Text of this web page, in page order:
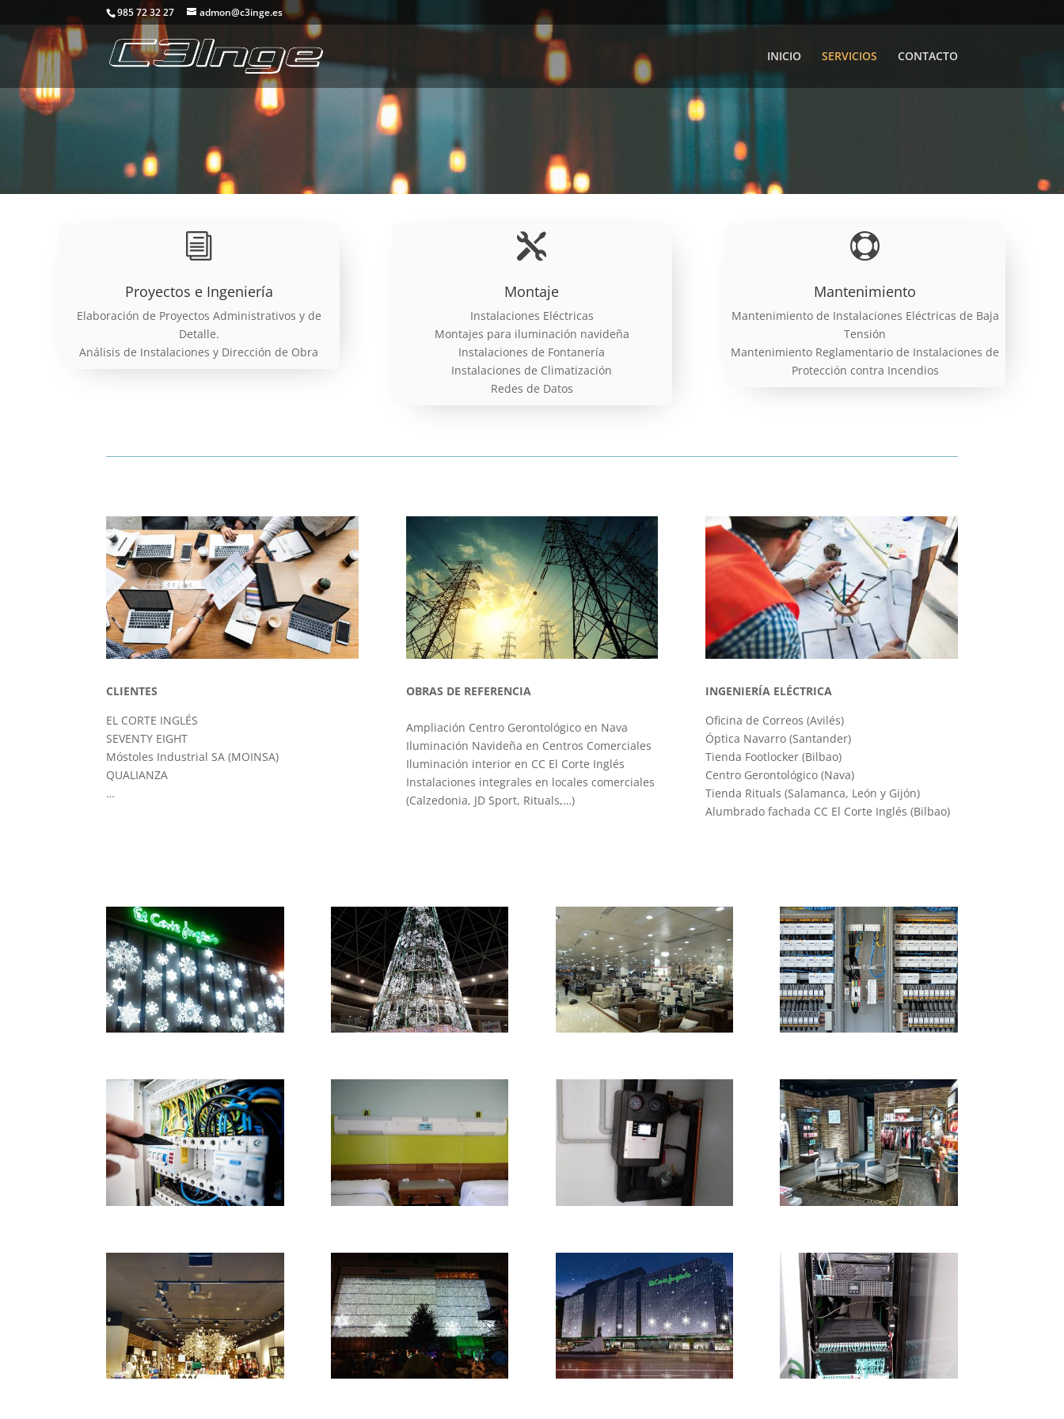
985 72 32 27 admon@c3inge.es
INICIO SERVICIOS CONTACTO
i
Proyectos e Ingeniería
Elaboración de Proyectos Administrativos y de
Detalle.
Análisis de Instalaciones y Dirección de Obra

Montaje
Instalaciones Eléctricas
Montajes para iluminación navideña
Instalaciones de Fontanería
Instalaciones de Climatización
Redes de Datos

Mantenimiento
Mantenimiento de Instalaciones Eléctricas de Baja
Tensión
Mantenimiento Reglamentario de Instalaciones de
Protección contra Incendios
CLIENTES
EL CORTE INGLÉS
SEVENTY EIGHT
Móstoles Industrial SA (MOINSA)
QUALIANZA
…
OBRAS DE REFERENCIA
Ampliación Centro Gerontológico en Nava
Iluminación Navideña en Centros Comerciales
Iluminación interior en CC El Corte Inglés
Instalaciones integrales en locales comerciales
(Calzedonia, JD Sport, Rituals,…)
INGENIERÍA ELÉCTRICA
Oficina de Correos (Avilés)
Óptica Navarro (Santander)
Tienda Footlocker (Bilbao)
Centro Gerontológico (Nava)
Tienda Rituals (Salamanca, León y Gijón)
Alumbrado fachada CC El Corte Inglés (Bilbao)